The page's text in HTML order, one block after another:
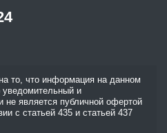
то, что информация на данном
уведомительный и
не является публичной офертой
с статьей 435 и статьей 437